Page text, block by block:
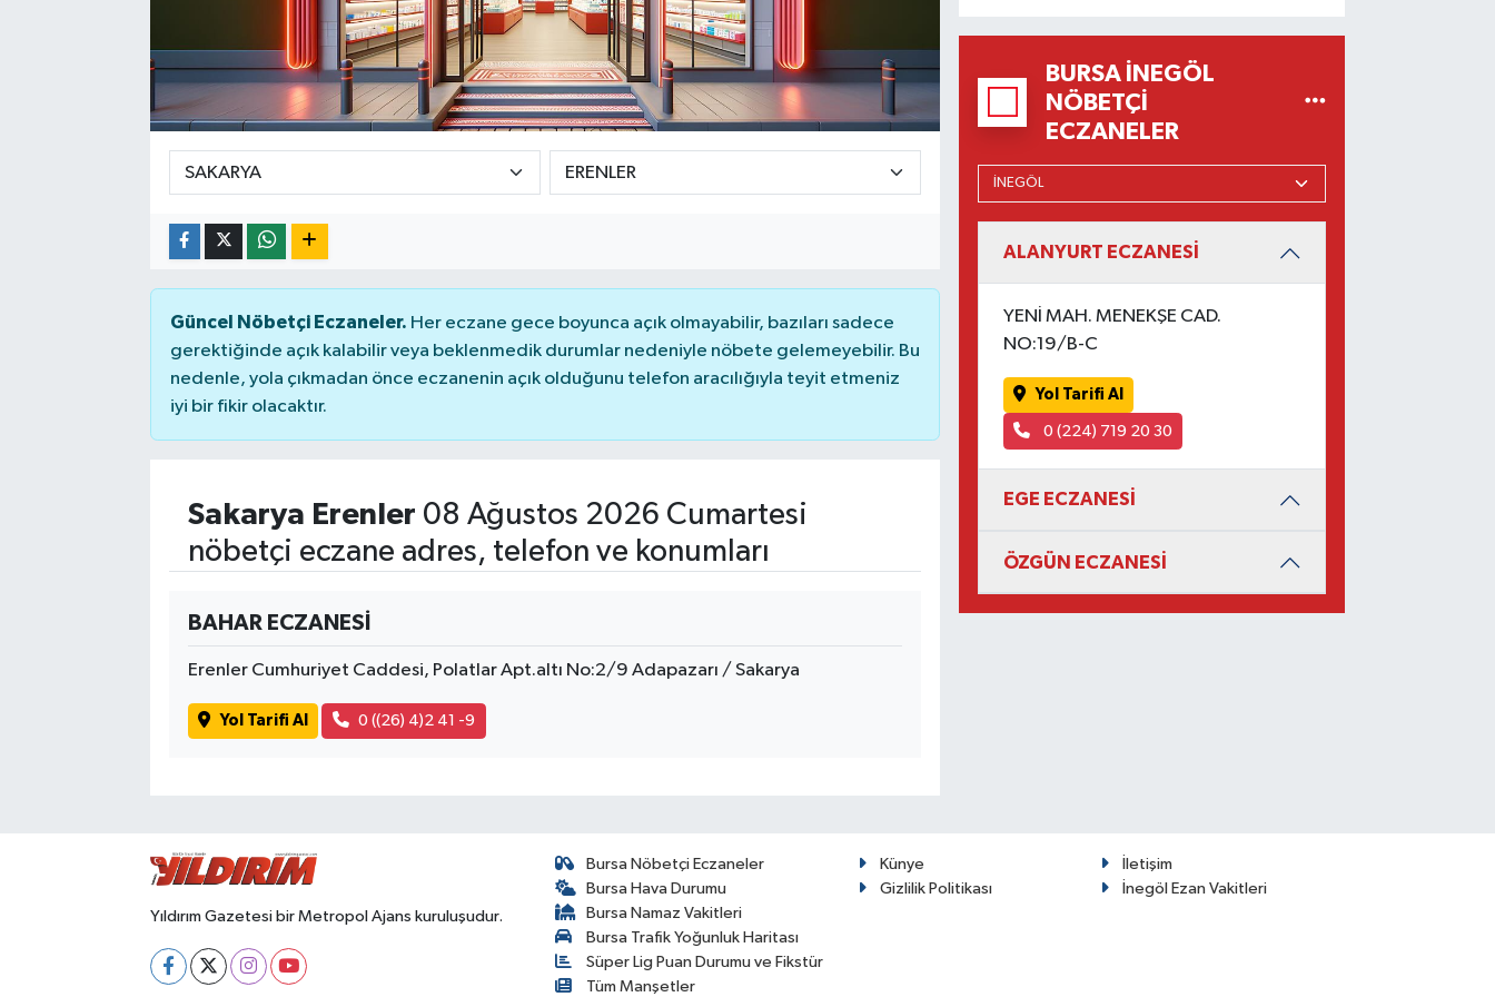
Güncel Nöbetçi Eczaneler. Her eczane gece boyunca açık olmayabilir, bazıları sadece
gerektiğinde açık kalabilir veya beklenmedik durumlar nedeniyle nöbete gelemeyebilir. Bu
nedenle, yola çıkmadan önce eczanenin açık olduğunu telefon aracılığıyla teyit etmeniz
iyi bir fikir olacaktır.
Sakarya Erenler 08 Ağustos 2026 Cumartesi
nöbetçi eczane adres, telefon ve konumları
BAHAR ECZANESİ
Erenler Cumhuriyet Caddesi, Polatlar Apt.altı No:2/9 Adapazarı / Sakarya
Yol Tarifi Al 0 ((26) 4)2 41 -9
BURSA İNEGÖL
NÖBETÇI
ECZANELER
ALANYURT ECZANESİ
YENİ MAH. MENEKŞE CAD.
NO:19/B-C
Yol Tarifi Al
0 (224) 719 20 30
EGE ECZANESİ
ÖZGÜN ECZANESİ
Yıldırım Gazetesi bir Metropol Ajans kuruluşudur.
Bursa Nöbetçi Eczaneler
Bursa Hava Durumu
Bursa Namaz Vakitleri
Bursa Trafik Yoğunluk Haritası
Süper Lig Puan Durumu ve Fikstür
Tüm Manşetler
Künye
İletişim
Gizlilik Politikası
İnegöl Ezan Vakitleri